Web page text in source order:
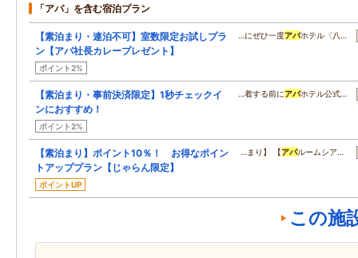
「アパ」を含む宿泊プラン
【素泊まり・連泊不可】室数限定お試しプラ
ン【アパ社長カレープレゼント】
ポイント2%
…にぜひ一度アパホテル〈八…
【素泊まり・事前決済限定】1秒チェックイ
ンにおすすめ！
ポイント2%
…着する前にアパホテル公式…
【素泊まり】ポイント10％！ お得なポイン
トアッププラン【じゃらん限定】
ポイントUP
…まり】 【アパルームシア…
この施